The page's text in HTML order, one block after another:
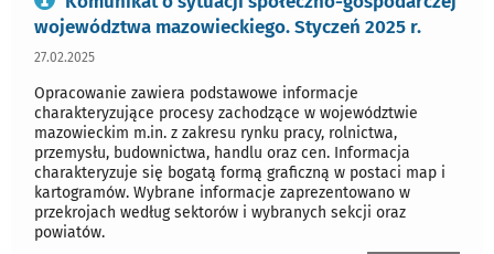
województwa mazowieckiego. Styczeń 2025 r.
27.02.2025
Opracowanie zawiera podstawowe informacje
charakteryzujące procesy zachodzące w województwie
mazowieckim m.in. z zakresu rynku pracy, rolnictwa,
przemysłu, budownictwa, handlu oraz cen. Informacja
charakteryzuje się bogatą formą graficzną w postaci map i
kartogramów. Wybrane informacje zaprezentowano w
przekrojach według sektorów i wybranych sekcji oraz
powiatów.